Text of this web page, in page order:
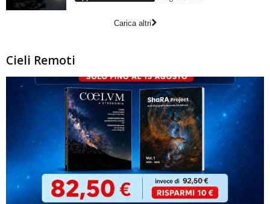
Carica altri
Cieli Remoti